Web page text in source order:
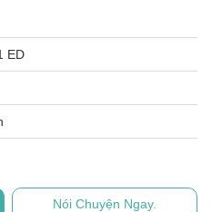
ED
Nói Chuyện Ngay.